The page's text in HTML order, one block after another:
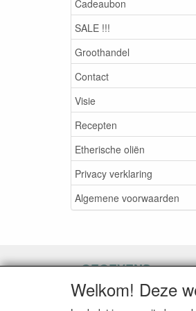
Cadeaubon
SALE !!!
Groothandel
Contact
Visie
Recepten
Etherische oliën
Privacy verklaring
Algemene voorwaarden
GEGEVENS
Herroepingslink
Welkom! Deze